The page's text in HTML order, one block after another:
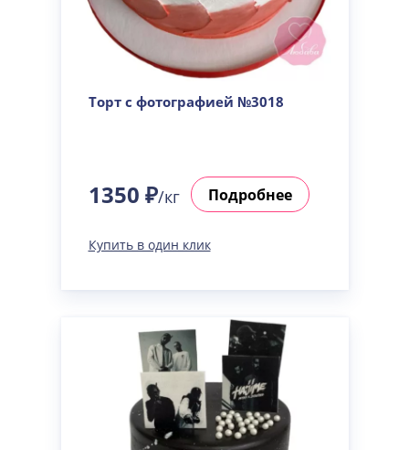
Торт с фотографией №3018
1350 ₽/кг Подробнее
Купить в один клик